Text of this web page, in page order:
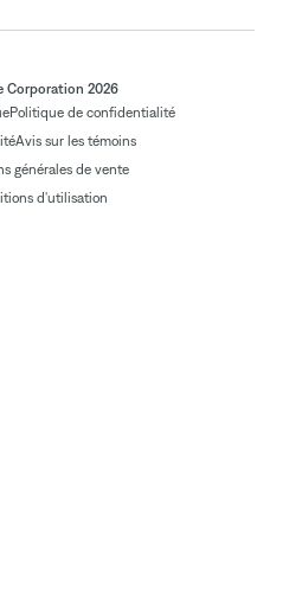
Corporation 2026
Politique de confidentialité
Avis sur les témoins
générales de vente
d'utilisation